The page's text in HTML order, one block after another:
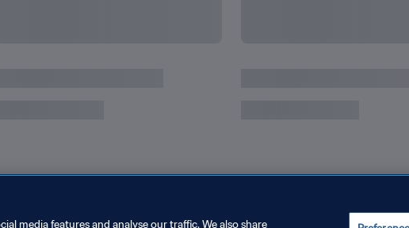
media features and analyse our traffic. We also share